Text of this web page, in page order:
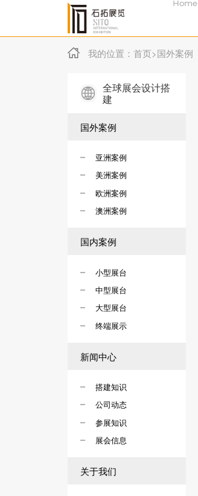
Home
我的位置： 首页>国外案例
全球展会设计搭
建
国外案例
亚洲案例
美洲案例
欧洲案例
澳洲案例
国内案例
小型展台
中型展台
大型展台
终端展示
新闻中心
搭建知识
公司动态
参展知识
展会信息
关于我们